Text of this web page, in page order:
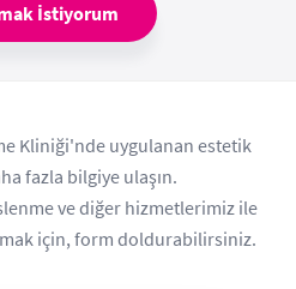
İstiyorum
Kliniği'nde uygulanan estetik
fazla bilgiye ulaşın.
ve diğer hizmetlerimiz ile
için, form doldurabilirsiniz.